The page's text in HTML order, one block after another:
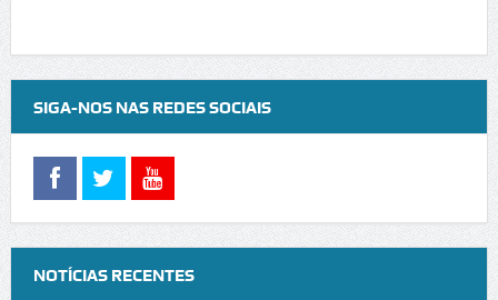
SIGA-NOS NAS REDES SOCIAIS
NOTÍCIAS RECENTES